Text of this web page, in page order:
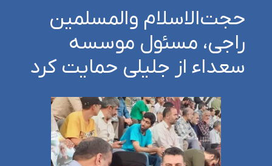
حجت‌الاسلام والمسلمین
راجی، مسئول موسسه
سعداء از جلیلی حمایت کرد